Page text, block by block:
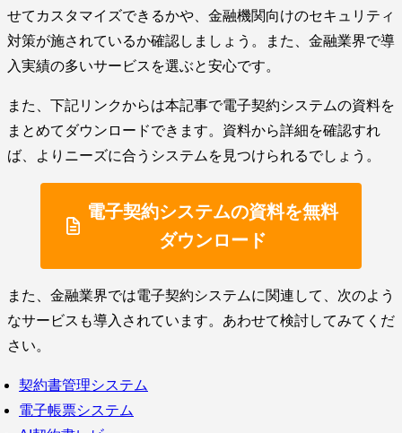
せてカスタマイズできるかや、金融機関向けのセキュリティ
対策が施されているか確認しましょう。また、金融業界で導
入実績の多いサービスを選ぶと安心です。
また、下記リンクからは本記事で電子契約システムの資料を
まとめてダウンロードできます。資料から詳細を確認すれ
ば、よりニーズに合うシステムを見つけられるでしょう。
電子契約システムの資料を無料
ダウンロード
また、金融業界では電子契約システムに関連して、次のよう
なサービスも導入されています。あわせて検討してみてくだ
さい。
契約書管理システム
電子帳票システム